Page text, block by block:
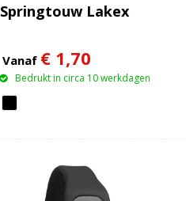
Springtouw Lakex
Vanaf € 1,70
Bedrukt in circa 10 werkdagen